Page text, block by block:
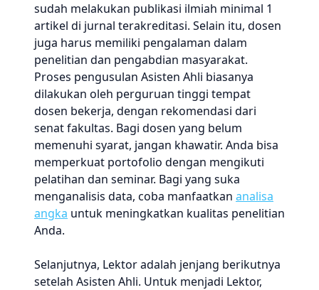
sudah melakukan publikasi ilmiah minimal 1
artikel di jurnal terakreditasi. Selain itu, dosen
juga harus memiliki pengalaman dalam
penelitian dan pengabdian masyarakat.
Proses pengusulan Asisten Ahli biasanya
dilakukan oleh perguruan tinggi tempat
dosen bekerja, dengan rekomendasi dari
senat fakultas. Bagi dosen yang belum
memenuhi syarat, jangan khawatir. Anda bisa
memperkuat portofolio dengan mengikuti
pelatihan dan seminar. Bagi yang suka
menganalisis data, coba manfaatkan analisa
angka untuk meningkatkan kualitas penelitian
Anda.
Selanjutnya, Lektor adalah jenjang berikutnya
setelah Asisten Ahli. Untuk menjadi Lektor,